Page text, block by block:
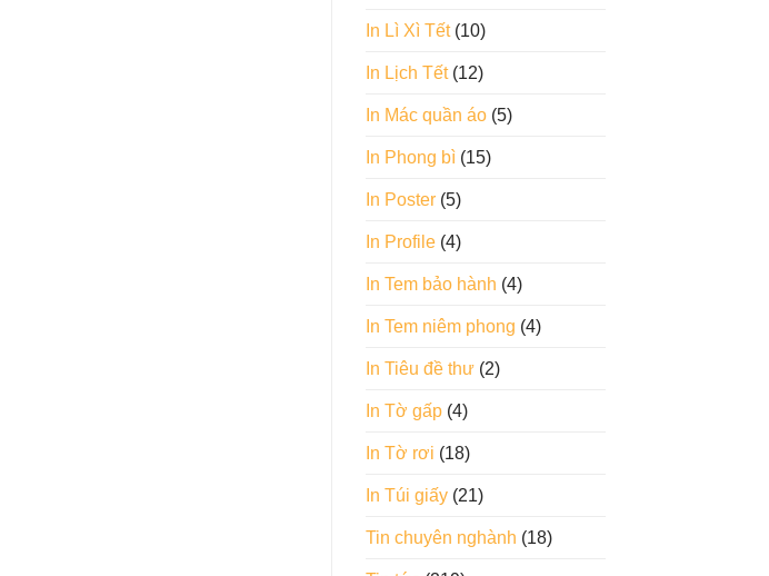
In Lì Xì Tết(10)
In Lịch Tết(12)
In Mác quần áo(5)
In Phong bì(15)
In Poster(5)
In Profile(4)
In Tem bảo hành (4)
In Tem niêm phong (4)
In Tiêu đề thư(2)
In Tờ gấp(4)
In Tờ rơi (18)
In Túi giấy(21)
Tin chuyên nghành (18)